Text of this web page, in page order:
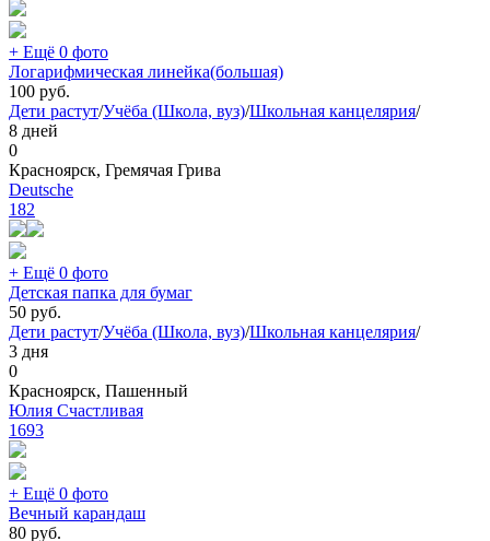
+ Ещё 0 фото
Логарифмическая линейка(большая)
100 руб.
Дети растут/Учёба (Школа, вуз)/Школьная канцелярия/
8 дней
0
Красноярск, Гремячая Грива
Deutsche
182
+ Ещё 0 фото
Детская папка для бумаг
50 руб.
Дети растут/Учёба (Школа, вуз)/Школьная канцелярия/
3 дня
0
Красноярск, Пашенный
Юлия Счастливая
1693
+ Ещё 0 фото
Вечный карандаш
80 руб.